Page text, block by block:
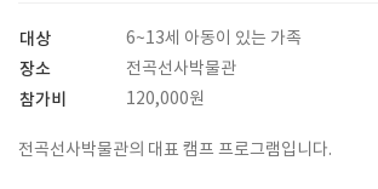
대상 6~13세 아동이 있는 가족
장소 전곡선사박물관
참가비 120,000원
전곡선사박물관의 대표 캠프 프로그램입니다.